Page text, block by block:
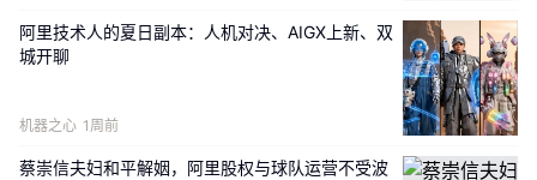
阿里技术人的夏日副本：人机对决、AIGX上新、双
城开聊
机器之心 1周前
蔡崇信夫妇和平解姻，阿里股权与球队运营不受波